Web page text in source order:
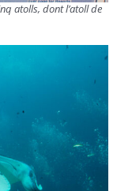
atolls, dont l’atoll de